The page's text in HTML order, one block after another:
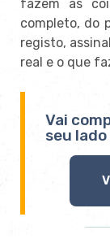
fazem as
completo, do
registo,
real e o que
Vai
seu